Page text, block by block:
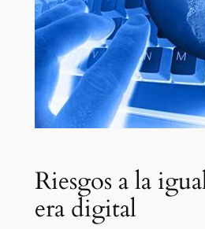
Riesgos a la
era digital